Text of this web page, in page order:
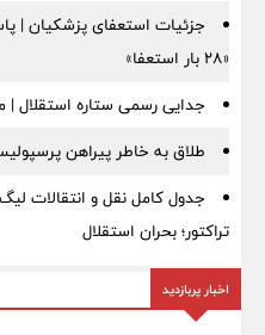
جزئیات استعفای پزشکیان |
«۲۸ بار استعفا»
جدایی رسمی ستاره استقلال |
طلاق به خاطر پیراهن
جدول کامل نقل و انتقالات
تراکتور؛ بحران استقلال
اخبار پربازدید